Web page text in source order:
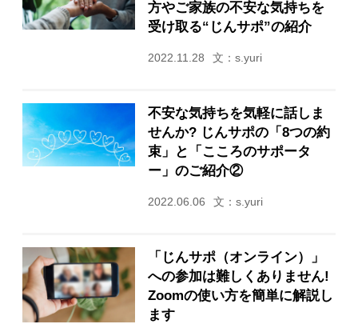
方やご家族の不安な気持ちを
受け取る“じんサポ”の紹介
2022.11.28 文：s.yuri
不安な気持ちを気軽に話しま
せんか? じんサポの「8つの約
束」と「こころのサポータ
ー」のご紹介②
2022.06.06 文：s.yuri
「じんサポ（オンライン）」
への参加は難しくありません!
Zoomの使い方を簡単に解説し
ます